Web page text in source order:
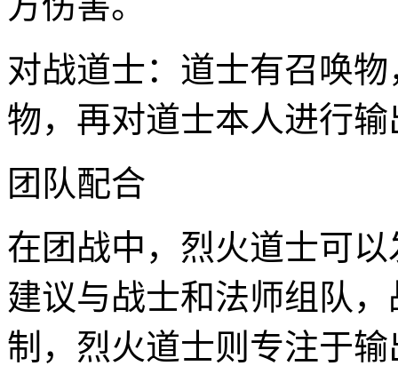
对战道士：道士有召唤
物，再对道士本人进行输
团队配合
在团战中，烈火道士可
建议与战士和法师组队
制，烈火道士则专注于输